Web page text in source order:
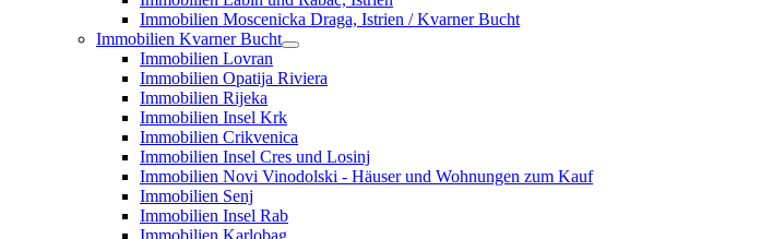
Immobilien Moscenicka Draga, Istrien / Kvarner Bucht
Immobilien Kvarner Bucht
Immobilien Lovran
Immobilien Opatija Riviera
Immobilien Rijeka
Immobilien Insel Krk
Immobilien Crikvenica
Immobilien Insel Cres und Losinj
Immobilien Novi Vinodolski - Häuser und Wohnungen zum Kauf
Immobilien Senj
Immobilien Insel Rab
Immobilien Karlobag